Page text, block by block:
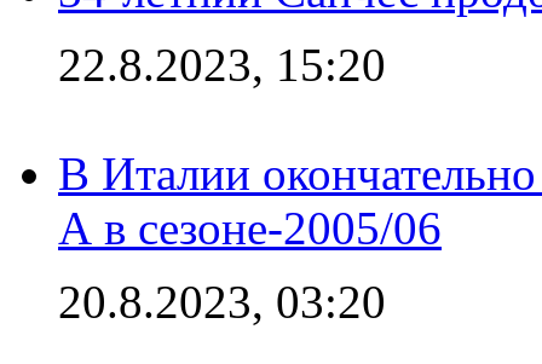
22.8.2023, 15:20
В Италии
А в сезоне-2005/06
20.8.2023, 03:20